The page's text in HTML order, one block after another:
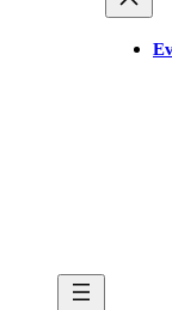
Tickets kaufen